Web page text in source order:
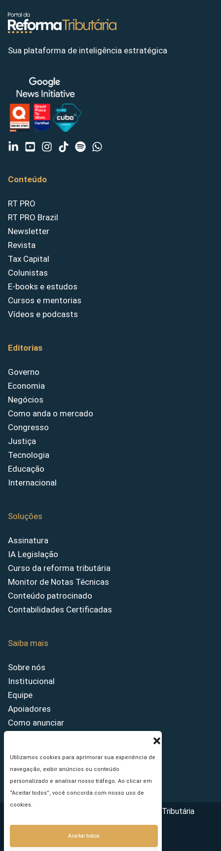
Utilizamos cookies para aprimorar sua experiência de
navegação, exibir anúncios ou conteúdo
personalizado e analisar nosso tráfego. Ao clicar em
“Aceitar todos”, você concorda com nosso uso de
cookies.
Aceitar todos
Sua plataforma de inteligência estratégica
Conteúdo
RT PRO
RT PRO Brazil
Newsletter
Revista
Tax Capital
Colunistas
E-books e estudos
Cursos e mentorias
Vídeos e podcasts
Editorias
Governo
Economia
Negócios
Como anda o mercado
Congresso
Justiça
Tecnologia
Educação
Internacional
Soluções
Assinatura
IA Legislação
Curso da reforma tributária
Monitor de Notas Técnicas
Conteúdo patrocinado
Contabilidades Certificadas
Saiba mais
Sobre nós
Institucional
Equipe
Apoiadores
Como anunciar
Princípios Editoriais
Copyright © 2026 - Portal da Reforma Tributária